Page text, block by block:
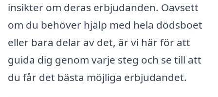
insikter om deras erbjudanden. Oavsett
om du behöver hjälp med hela dödsboet
eller bara delar av det, är vi här för att
guida dig genom varje steg och se till att
du får det bästa möjliga erbjudandet.